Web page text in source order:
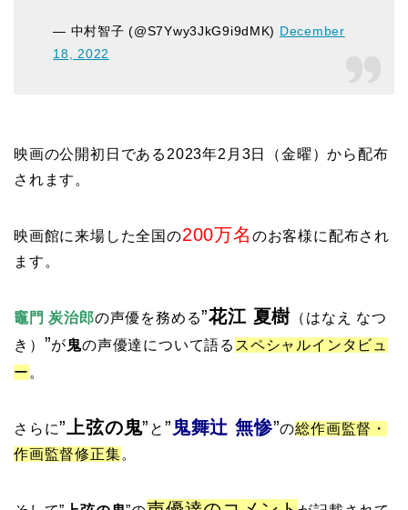
— 中村智子 (@S7Ywy3JkG9i9dMK) December
18, 2022
映画の公開初日である2023年2月3日（金曜）から配布
されます。
映画館に来場した全国の200万名 のお客様に配布され
ます。
竈門 炭治郎の声優を務める”花江 夏樹 （はなえ なつ
き） ”が鬼の声優達について語る スペシャルインタビュ
ー 。
さらに”上弦の鬼” と ” 鬼舞辻 無惨”の総作画監督・
作画監督修正集。